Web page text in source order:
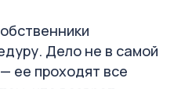
Дело не в самой
ее проходят все